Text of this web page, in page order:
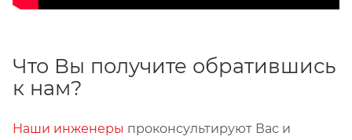
Что Вы получите обратившись
к нам?
Наши инженеры проконсультируют Вас и